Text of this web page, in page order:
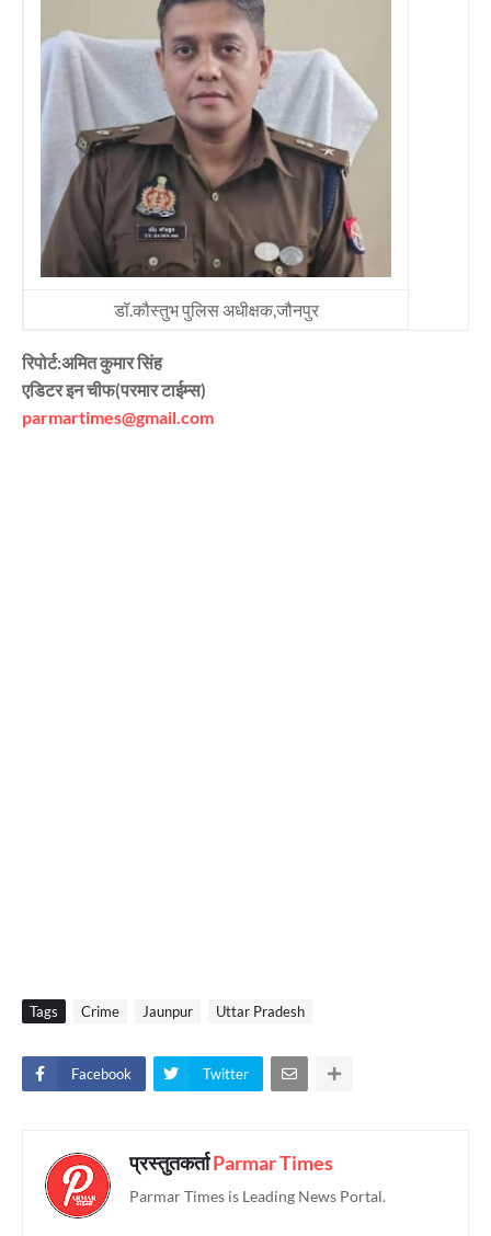
डॉ.कौस्तुभ पुलिस अधीक्षक,जौनपुर
रिपोर्ट:अमित कुमार सिंह
एडिटर इन चीफ(परमार टाईम्स)
parmartimes@gmail.com
Tags Crime Jaunpur Uttar Pradesh
Facebook Twitter
प्रस्तुतकर्ताParmar Times
Parmar Times is Leading News Portal.